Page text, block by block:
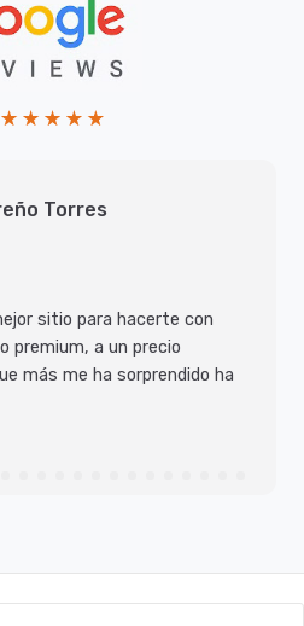
Torres
sitio para hacerte con
premium, a un precio
más me ha sorprendido ha